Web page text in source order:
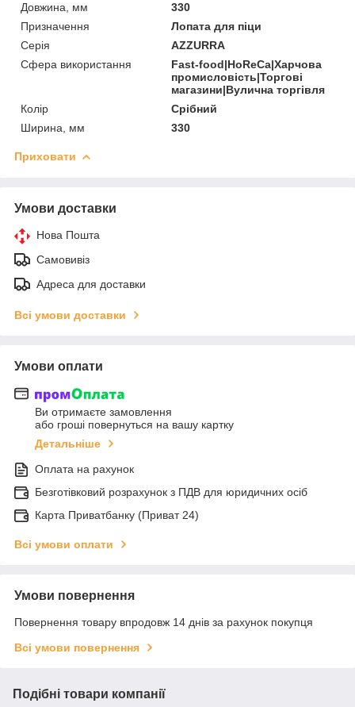
Довжина, мм
330
Призначення
Лопата для піци
Серія
AZZURRA
Сфера використання
Fast-food|HoReCa|Харчова
промисловість|Торгові
магазини|Вулична торгівля
Колір
Срібний
Ширина, мм
330
Приховати
Умови доставки
Нова Пошта
Самовивіз
Адреса для доставки
Всі умови доставки
Умови оплати
Ви отримаєте замовлення
або гроші повернуться на вашу картку
Детальніше
Оплата на рахунок
Безготівковий розрахунок з ПДВ для юридичних осіб
Карта Приватбанку (Приват 24)
Всі умови оплати
Умови повернення
Повернення товару впродовж 14 днів за рахунок покупця
Всі умови повернення
Подібні товари компанії